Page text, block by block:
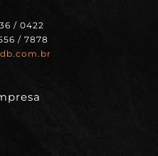
/ 0422
/ 7878